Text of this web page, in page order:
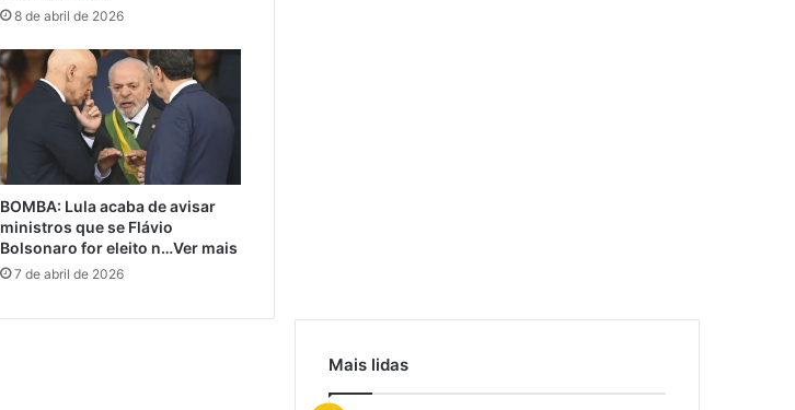
8 de abril de 2026
BOMBA: Lula acaba de avisar
ministros que se Flávio
Bolsonaro for eleito n…Ver mais
7 de abril de 2026
Mais lidas